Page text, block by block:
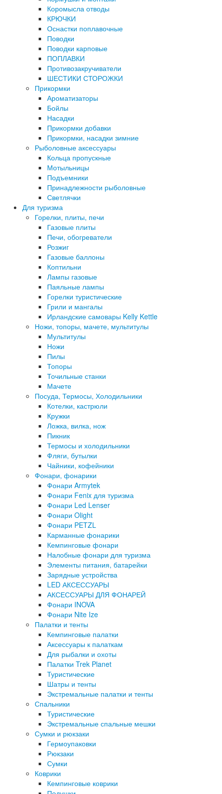
Коромысла отводы
КРЮЧКИ
Оснастки поплавочные
Поводки
Поводки карповые
ПОПЛАВКИ
Противозакручиватели
ШЕСТИКИ СТОРОЖКИ
Прикормки
Ароматизаторы
Бойлы
Насадки
Прикормки добавки
Прикормки, насадки зимние
Рыболовные аксессуары
Кольца пропускные
Мотыльницы
Подъемники
Принадлежности рыболовные
Светлячки
Для туризма
Горелки, плиты, печи
Газовые плиты
Печи, обогреватели
Розжиг
Газовые баллоны
Коптильни
Лампы газовые
Паяльные лампы
Горелки туристические
Грили и мангалы
Ирландские самовары Kelly Kettle
Ножи, топоры, мачете, мультитулы
Мультитулы
Ножи
Пилы
Топоры
Точильные станки
Мачете
Посуда, Термосы, Холодильники
Котелки, кастрюли
Кружки
Ложка, вилка, нож
Пикник
Термосы и холодильники
Фляги, бутылки
Чайники, кофейники
Фонари, фонарики
Фонари Armytek
Фонари Fenix для туризма
Фонари Led Lenser
Фонари Olight
Фонари PETZL
Карманные фонарики
Кемпинговые фонари
Налобные фонари для туризма
Элементы питания, батарейки
Зарядные устройства
LED АКСЕССУАРЫ
АКСЕССУАРЫ ДЛЯ ФОНАРЕЙ
Фонари INOVA
Фонари Nite Ize
Палатки и тенты
Кемпинговые палатки
Аксессуары к палаткам
Для рыбалки и охоты
Палатки Trek Planet
Туристические
Шатры и тенты
Экстремальные палатки и тенты
Спальники
Туристические
Экстремальные спальные мешки
Сумки и рюкзаки
Гермоупаковки
Рюкзаки
Сумки
Коврики
Кемпинговые коврики